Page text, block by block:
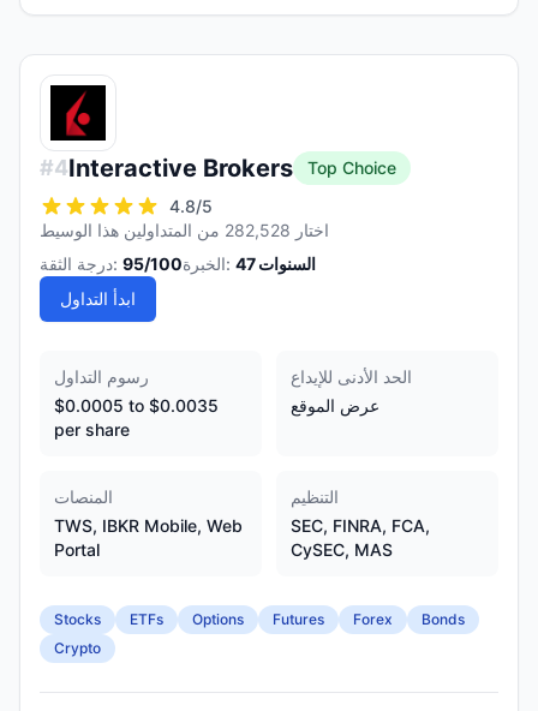
#4Interactive Brokers
Top Choice
4.8/5
اختار 282,528 من المتداولين هذا الوسيط
درجة الثقة: 95/100 الخبرة: 47 السنوات
ابدأ التداول
رسوم التداول
$0.0005 to $0.0035
per share
الحد الأدنى للإيداع
عرض الموقع
المنصات
TWS, IBKR Mobile, Web
Portal
التنظيم
SEC, FINRA, FCA,
CySEC, MAS
Stocks ETFs Options Futures Forex
Bonds
Crypto